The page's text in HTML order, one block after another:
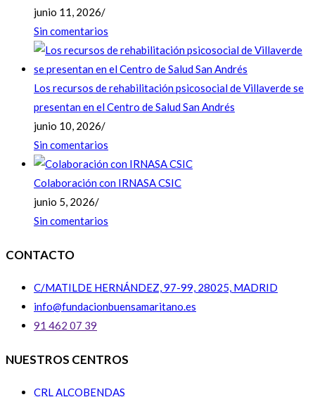
junio 11, 2026/
Sin comentarios
Los recursos de rehabilitación psicosocial de Villaverde se
presentan en el Centro de Salud San Andrés
junio 10, 2026/
Sin comentarios
Colaboración con IRNASA CSIC
junio 5, 2026/
Sin comentarios
CONTACTO
C/MATILDE HERNÁNDEZ, 97-99, 28025, MADRID
info@fundacionbuensamaritano.es
91 462 07 39
NUESTROS CENTROS
CRL ALCOBENDAS